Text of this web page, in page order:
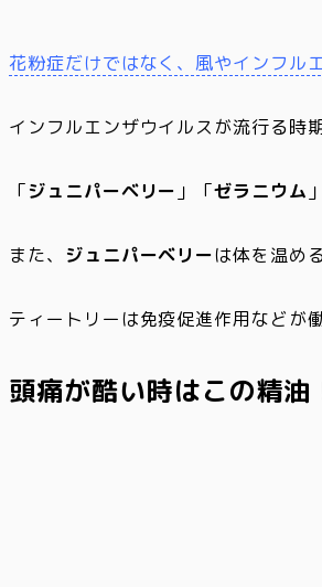
花粉症だけではなく、風やインフル
インフルエンザウイルスが流行る時
「ジュニパーベリー 」「ゼラニウム
また、 ジュニパーベリーは体を温め
ティートリーは免疫促進作用などが
頭痛が酷い時はこの精油